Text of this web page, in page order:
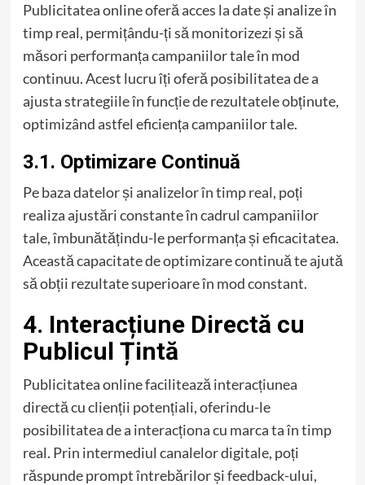
Publicitatea online oferă acces la date și analize în
timp real, permițându-ți să monitorizezi și să
măsori performanța campaniilor tale în mod
continuu. Acest lucru îți oferă posibilitatea de a
ajusta strategiile în funcție de rezultatele obținute,
optimizând astfel eficiența campaniilor tale.
3.1. Optimizare Continuă
Pe baza datelor și analizelor în timp real, poți
realiza ajustări constante în cadrul campaniilor
tale, îmbunătățindu-le performanța și eficacitatea.
Această capacitate de optimizare continuă te ajută
să obții rezultate superioare în mod constant.
4. Interacțiune Directă cu
Publicul Țintă
Publicitatea online facilitează interacțiunea
directă cu clienții potențiali, oferindu-le
posibilitatea de a interacționa cu marca ta în timp
real. Prin intermediul canalelor digitale, poți
răspunde prompt întrebărilor și feedback-ului,